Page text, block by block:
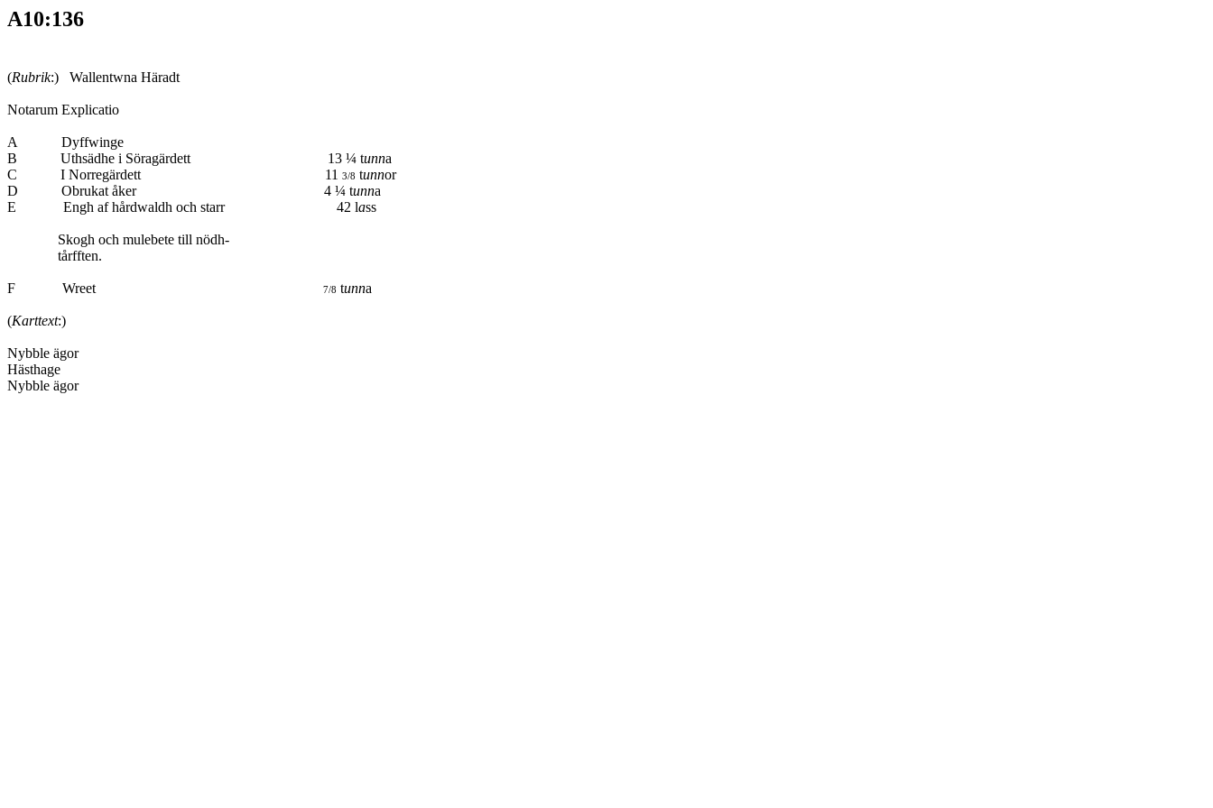
A10:136
(Rubrik:) Wallentwna Häradt
Notarum Explicatio
A Dyffwinge
B Uthsädhe i Söragärdett 13 ¼ tunna
C I Norregärdett 11
3/8 tunnor
D Obrukat åker 4 ¼ tunna
E Engh af hårdwaldh och starr 42 lass
Skogh och mulebete till nödh-
tårfften.
F Wreet 7/8 tunna
(Karttext:)
Nybble ägor
Hästhage
Nybble ägor